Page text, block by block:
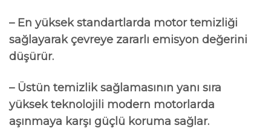
– En yüksek standartlarda motor temizliği
sağlayarak çevreye zararlı emisyon değerini
düşürür.
– Üstün temizlik sağlamasının yanı sıra
yüksek teknolojili modern motorlarda
aşınmaya karşı güçlü koruma sağlar.